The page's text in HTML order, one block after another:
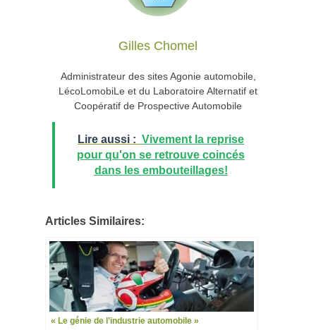
Gilles Chomel
Administrateur des sites Agonie automobile,
LécoLomobiLe et du Laboratoire Alternatif et
Coopératif de Prospective Automobile
Lire aussi : Vivement la reprise
pour qu'on se retrouve coincés
dans les embouteillages!
Articles Similaires:
« Le génie de l’industrie automobile »